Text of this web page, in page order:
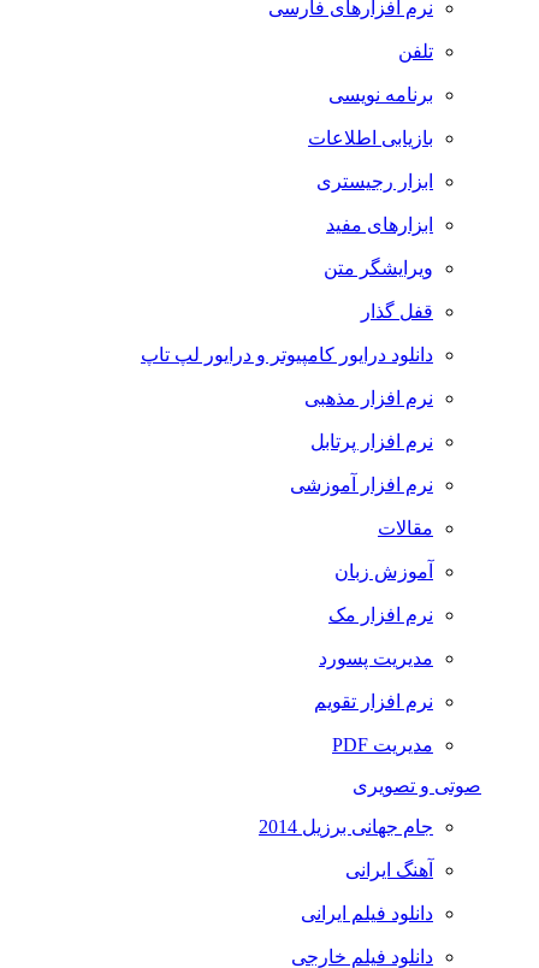
نرم افزارهای فارسی
تلفن
برنامه نویسی
بازیابی اطلاعات
ابزار رجیستری
ابزارهای مفید
ویرایشگر متن
قفل گذار
دانلود درایور کامپیوتر و درایور لپ تاپ
نرم افزار مذهبی
نرم افزار پرتابل
نرم افزار آموزشی
مقالات
آموزش زبان
نرم افزار مک
مدیریت پسورد
نرم افزار تقویم
مدیریت PDF
صوتی و تصویری
جام جهانی برزیل 2014
آهنگ ایرانی
دانلود فیلم ایرانی
دانلود فیلم خارجی